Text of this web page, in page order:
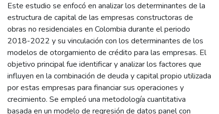
Este estudio se enfocó en analizar los determinantes de la
estructura de capital de las empresas constructoras de
obras no residenciales en Colombia durante el periodo
2018-2022 y su vinculación con los determinantes de los
modelos de otorgamiento de crédito para las empresas. El
objetivo principal fue identificar y analizar los factores que
influyen en la combinación de deuda y capital propio utilizada
por estas empresas para financiar sus operaciones y
crecimiento. Se empleó una metodología cuantitativa
basada en un modelo de regresión de datos panel con